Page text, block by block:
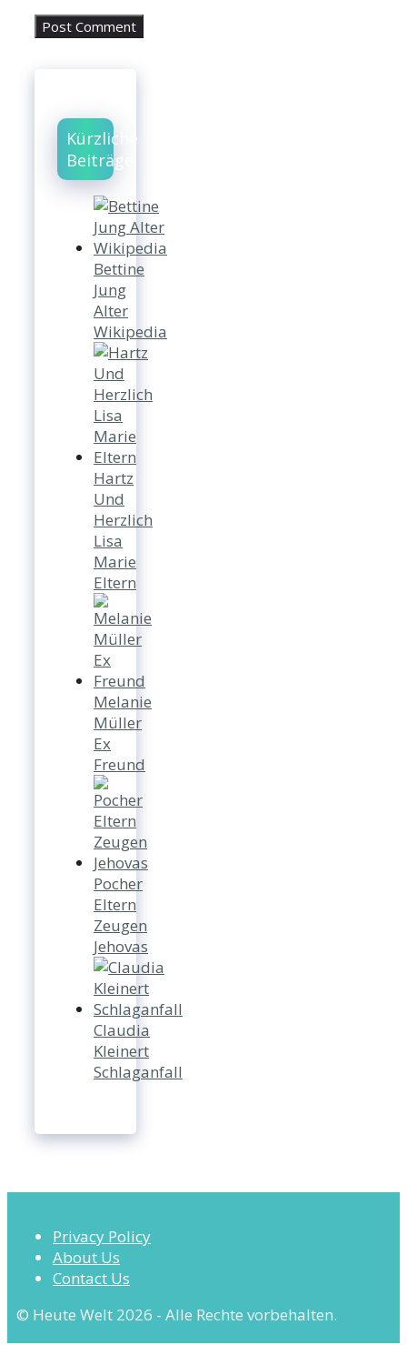
Kürzliche
Beiträge
Bettine
Jung
Alter
Wikipedia
Hartz
Und
Herzlich
Lisa
Marie
Eltern
Melanie
Müller
Ex
Freund
Pocher
Eltern
Zeugen
Jehovas
Claudia
Kleinert
Schlaganfall
Privacy Policy
About Us
Contact Us
© Heute Welt 2026 - Alle Rechte vorbehalten.